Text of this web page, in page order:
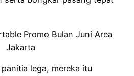
lega, mereka itu